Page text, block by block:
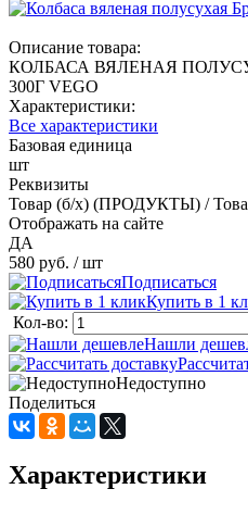
Описание товара:
КОЛБАСА ВЯЛЕНАЯ
300Г VEGO
Характеристики:
Все характеристики
Базовая единица
шт
Реквизиты
Товар (б/х) (ПРОДУКТЫ) /
Отображать на сайте
ДА
580 руб. / шт
Подписаться
Купить в 1
Кол-во:
Нашли
Недоступно
Поделиться
Характеристики